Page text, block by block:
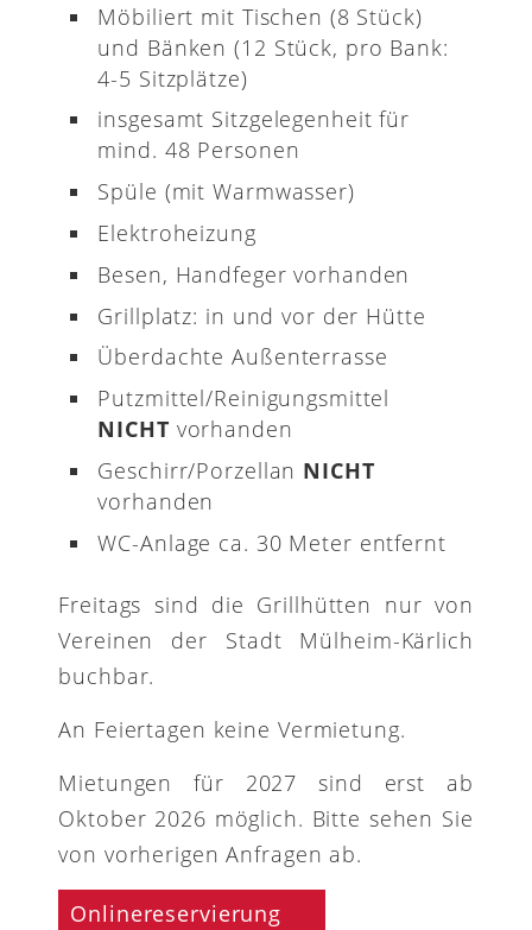
Möbiliert mit Tischen (8 Stück)
und Bänken (12 Stück, pro Bank:
4-5 Sitzplätze)
insgesamt Sitzgelegenheit für
mind. 48 Personen
Spüle (mit Warmwasser)
Elektroheizung
Besen, Handfeger vorhanden
Grillplatz: in und vor der Hütte
Überdachte Außenterrasse
Putzmittel/Reinigungsmittel
NICHT vorhanden
Geschirr/Porzellan NICHT
vorhanden
WC-Anlage ca. 30 Meter entfernt
Freitags sind die Grillhütten nur von
Vereinen der Stadt Mülheim-Kärlich
buchbar.
An Feiertagen keine Vermietung.
Mietungen für 2027 sind erst ab
Oktober 2026 möglich. Bitte sehen Sie
von vorherigen Anfragen ab.
Onlinereservierung